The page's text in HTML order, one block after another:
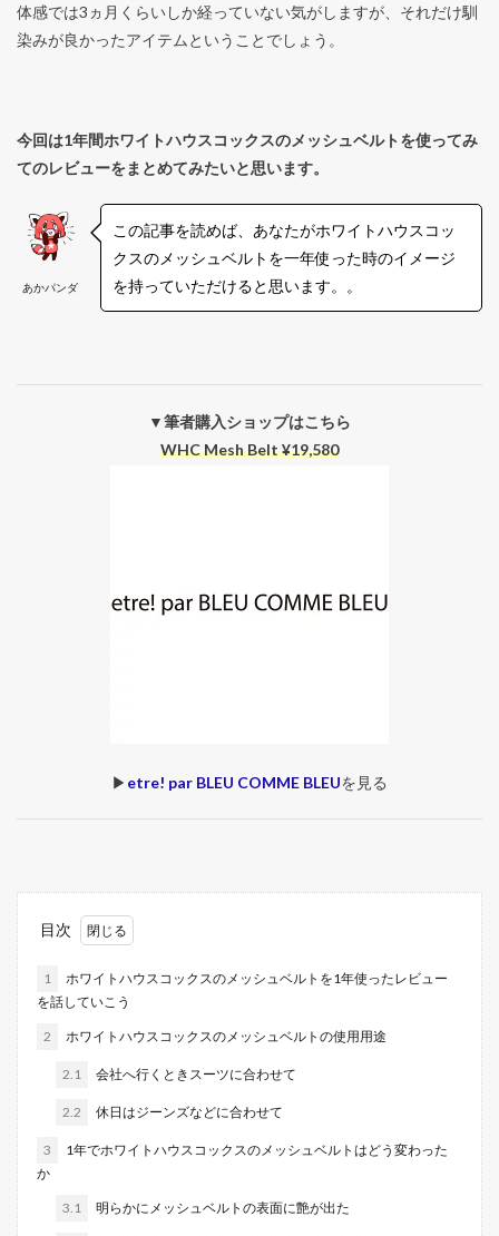
体感では3ヵ月くらいしか経っていない気がしますが、それだけ馴
染みが良かったアイテムということでしょう。
今回は1年間ホワイトハウスコックスのメッシュベルトを使ってみ
てのレビューをまとめてみたいと思います。
あかパンダ
この記事を読めば、あなたがホワイトハウスコッ
クスのメッシュベルトを一年使った時のイメージ
を持っていただけると思います。。
▼筆者購入ショップはこちら
WHC Mesh Belt ¥19,580
▶︎ etre! par BLEU COMME BLEUを見る
目次
1
ホワイトハウスコックスのメッシュベルトを1年使ったレビュー
を話していこう
2 ホワイトハウスコックスのメッシュベルトの使用用途
2.1 会社へ行くときスーツに合わせて
2.2 休日はジーンズなどに合わせて
3
1年でホワイトハウスコックスのメッシュベルトはどう変わった
か
3.1 明らかにメッシュベルトの表面に艶が出た